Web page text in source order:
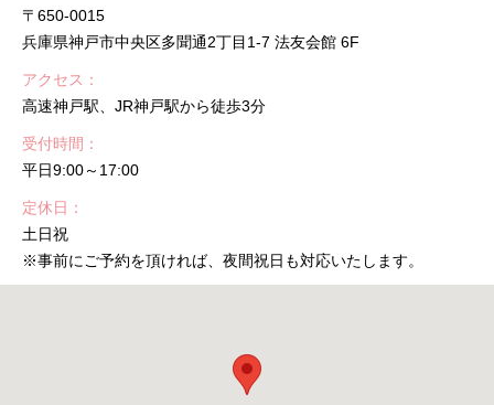
〒650-0015
兵庫県神戸市中央区多聞通2丁目1-7 法友会館 6F
アクセス
高速神戸駅、JR神戸駅から徒歩3分
受付時間
平日9:00～17:00
定休日
土日祝
※事前にご予約を頂ければ、夜間祝日も対応いたします。